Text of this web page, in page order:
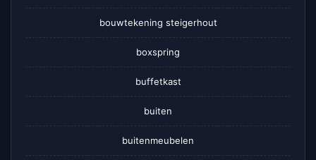
bouwtekening steigerhout
boxspring
buffetkast
buiten
buitenmeubelen